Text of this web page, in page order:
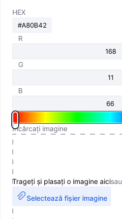
HEX
R
G
B
Încărcați imagine
Trageți și plasați o imagine aicisau
Selectează fișier imagine